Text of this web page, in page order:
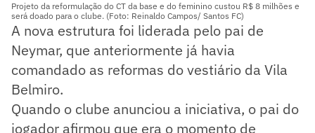
Projeto da reformulação do CT da base e do feminino custou R$ 8 milhões e
será doado para o clube. (Foto: Reinaldo Campos/ Santos FC)
A nova estrutura foi liderada pelo pai de
Neymar, que anteriormente já havia
comandado as reformas do vestiário da Vila
Belmiro.
Quando o clube anunciou a iniciativa, o pai do
jogador afirmou que era o momento de